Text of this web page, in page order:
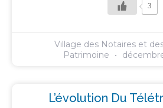
3
Village des Notaires et
Patrimoine
L’évolution Du